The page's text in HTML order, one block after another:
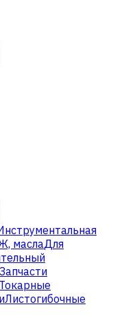
маслаДля
Запчасти
Листогибочные